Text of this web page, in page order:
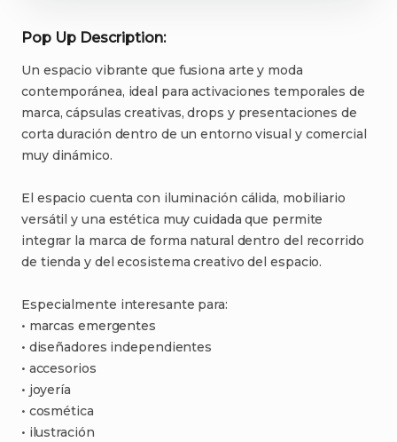
Pop Up Description:
Un espacio vibrante que fusiona arte y moda
contemporánea​,​ ideal para activaciones temporales de
marca​,​ cápsulas creativas​,​ drops y presentaciones de
corta duración dentro de un entorno visual y comercial
muy dinámico.
El espacio cuenta con iluminación cálida​,​ mobiliario
versátil y una estética muy cuidada que permite
integrar la marca de forma natural dentro del recorrido
de tienda y del ecosistema creativo del espacio.
Especialmente interesante para:
•⁠ ⁠marcas emergentes
•⁠ ⁠diseñadores independientes
•⁠ ⁠accesorios
•⁠ ⁠joyería
•⁠ ⁠cosmética
•⁠ ⁠ilustración